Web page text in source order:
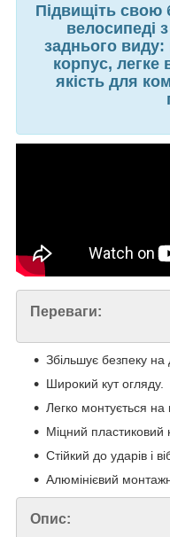
Підвищіть свою
велосипеді
заднього
корпус, легке
якість для
Переваги:
Збільшує безпеку на
Широкий кут огляду.
Легко монтується на
Міцний пластиковий
Стійкий до ударів і
Алюмінієвий
Опис: